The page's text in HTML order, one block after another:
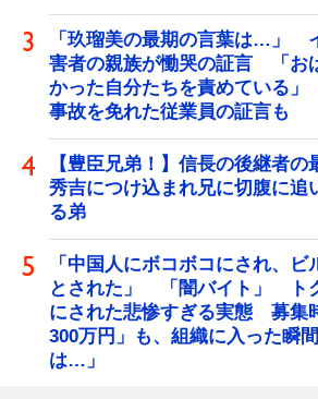
「玖瑠美の最期の言葉は…」
害者の親族が慟哭の証言 「お
かった自分たちを責めている
事故を免れた従業員の証言も
【豊臣兄弟！】信長の後継者
秀吉につけ込まれ兄に切腹に追
る弟
「中国人にボコボコにされ、
とされた」 「闇バイト」 ト
にされた悲惨すぎる実態 募集
300万円」も、組織に入った瞬
は…」